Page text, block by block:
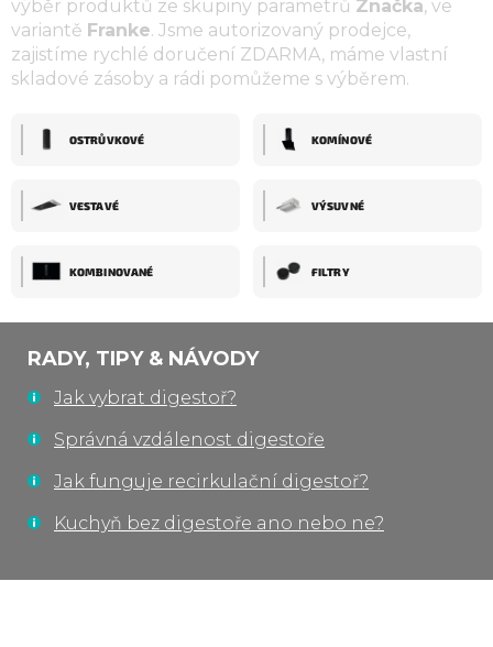
výběr produktů ze skupiny parametrů Značka, ve
variantě Franke. Jsme autorizovaný prodejce,
zajistíme rychlé doručení ZDARMA, máme vlastní
skladové zásoby a rádi pomůžeme s výběrem.
OSTRŮVKOVÉ KOMÍNOVÉ
VESTAVÉ VÝSUVNÉ
KOMBINOVANÉ FILTRY
RADY, TIPY & NÁVODY
Jak vybrat digestoř?
Správná vzdálenost digestoře
Jak funguje recirkulační digestoř?
Kuchyň bez digestoře ano nebo ne?